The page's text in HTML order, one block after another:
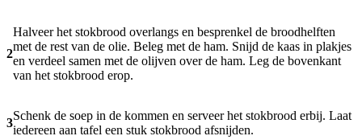
2
Halveer het stokbrood overlangs en besprenkel de broodhelften
met de rest van de olie. Beleg met de ham. Snijd de kaas in plakjes
en verdeel samen met de olijven over de ham. Leg de bovenkant
van het stokbrood erop.
3
Schenk de soep in de kommen en serveer het stokbrood erbij. Laat
iedereen aan tafel een stuk stokbrood afsnijden.